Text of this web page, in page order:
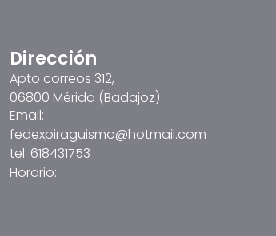
Dirección
Apto correos 312,
06800 Mérida (Badajoz)
Email:
fedexpiraguismo@hotmail.com
tel: 618431753
Horario: